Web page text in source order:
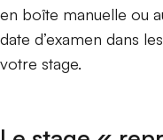
en boîte manuelle ou
date d’examen dans
votre stage.